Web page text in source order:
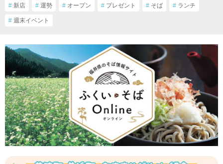
# 新店 # 運勢 # オープン # プレゼント # そば # ランチ
# 週末イベント